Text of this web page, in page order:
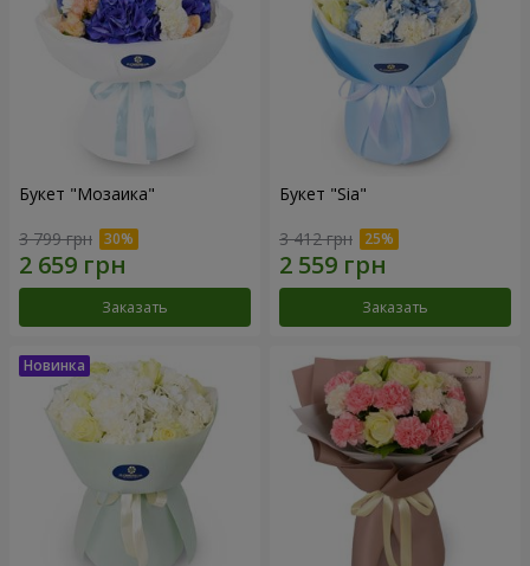
Букет "Мозаика"
3 799 грн
Заказать
Букет "Sia"
3 412 грн
Заказать